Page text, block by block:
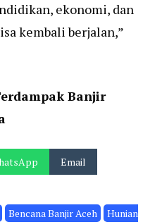
ekonomi, dan
kembali berjalan,”
Banjir
Email
Bencana Banjir Aceh
Hunian